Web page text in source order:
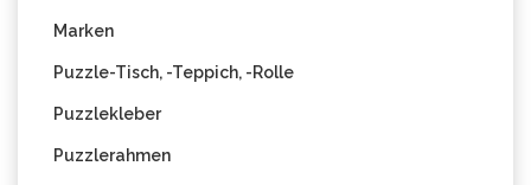
Marken
Puzzle-Tisch, -Teppich, -Rolle
Puzzlekleber
Puzzlerahmen